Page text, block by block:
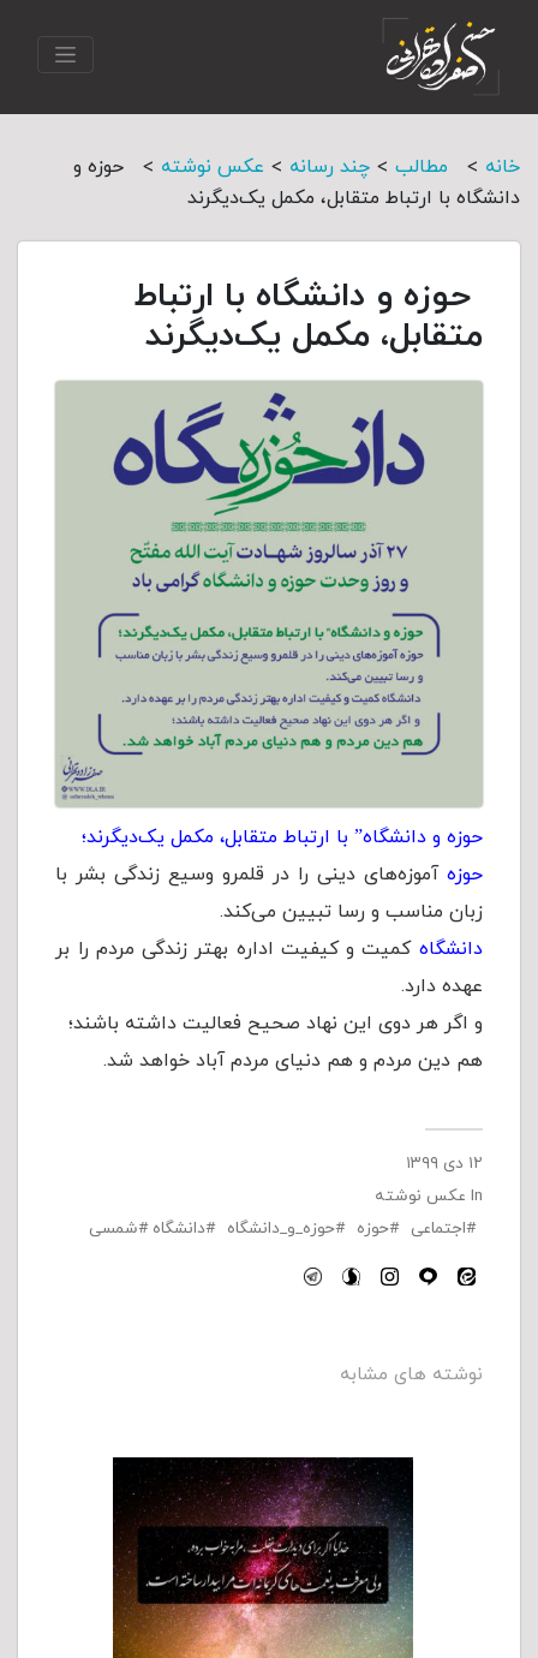
خانه > مطالب > چند رسانه > عکس نوشته >
حوزه و
دانشگاه‏ با ارتباط متقابل، مکمل یک‌دیگرند
حوزه و دانشگاه‏ با ارتباط
متقابل، مکمل یک‌دیگرند
حوزه و دانشگاه‏” با ارتباط متقابل، مکمل یک‌دیگرند؛
حوزه آموزه‌های دینی را در قلمرو وسیع زندگی بشر با
زبان مناسب و رسا تبیین می‌کند.
دانشگاه کمیت و کیفیت اداره بهتر زندگی مردم را بر
عهده دارد.
و اگر هر دوی این نهاد صحیح فعالیت داشته باشند؛
هم دین مردم و هم دنیای مردم آباد خواهد شد.
۱۲ دی ۱۳۹۹
In عکس نوشته
اجتماعی
حوزه حوزه_و_دانشگاه دانشگاه شمسی
نوشته های مشابه